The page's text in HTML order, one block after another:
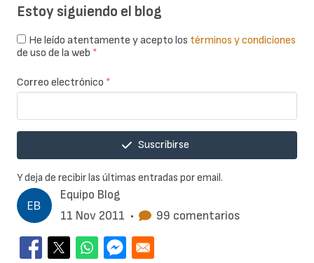
Equipo Blog
11 Nov 2011 • 99 comentarios
Estoy siguiendo el blog
He leído atentamente y acepto los términos y condiciones
de uso de la web *
Correo electrónico *
Suscribirse
Y deja de recibir las últimas entradas por email.